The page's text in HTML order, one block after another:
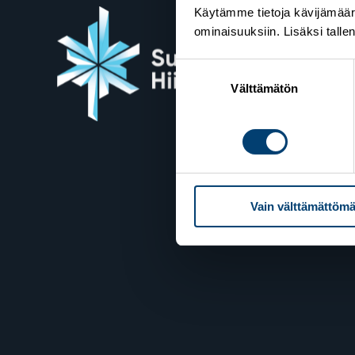
Käytämme tietoja
ominaisuuksiin. Lisäksi
Suostumuksen
valinta
Välttämätön
Vain